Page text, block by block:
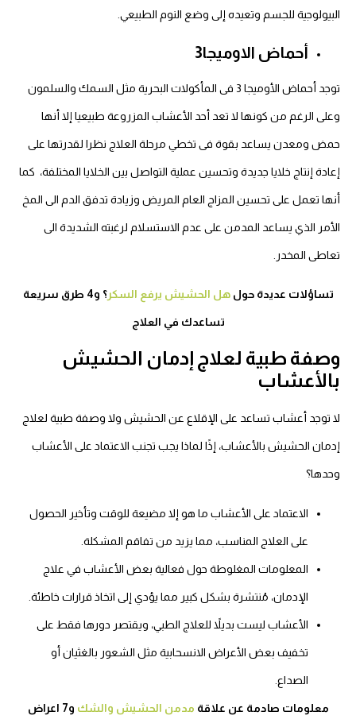
البيولوجية للجسم وتعيده إلى وضع النوم الطبيعي.
أحماض الاوميجا3
توجد أحماض الأوميجا 3 فى المأكولات البحرية مثل السمك والسلمون
وعلى الرغم من كونها لا تعد أحد الأعشاب المزروعة طبيعيا إلا أنها
حمض ومعدن يساعد بقوة فى تخطي مرحلة العلاج نظرا لقدرتها على
إعادة إنتاج خلايا جديدة وتحسين عملية التواصل بين الخلايا المختلفة، كما
أنها تعمل على تحسين المزاج العام المريض وزيادة تدفق الدم الى المخ
الأمر الذي يساعد المدمن على عدم الاستسلام لرغبته الشديدة الى
تعاطى المخدر.
تساؤلات عديدة حولهل الحشيش يرفع السكر ؟ و4 طرق سريعة
تساعدك في العلاج
وصفة طبية لعلاج إدمان الحشيش
بالأعشاب
لا توجد أعشاب تساعد على الإقلاع عن الحشيش ولا وصفة طبية لعلاج
إدمان الحشيش بالأعشاب، إذًا لماذا يجب تجنب الاعتماد على الأعشاب
وحدها؟
الاعتماد على الأعشاب ما هو إلا مضيعة للوقت وتأخير الحصول
على العلاج المناسب، مما يزيد من تفاقم المشكلة.
المعلومات المغلوطة حول فعالية بعض الأعشاب في علاج
الإدمان، مُنتشرة بشكل كبير مما يؤدي إلى اتخاذ قرارات خاطئة.
الأعشاب ليست بديلاً للعلاج الطبي، ويقتصر دورها فقط على
تخفيف بعض الأعراض الانسحابية مثل الشعور بالغثيان أو
الصداع.
معلومات صادمة عن علاقة مدمن الحشيش والشك و7 اعراض